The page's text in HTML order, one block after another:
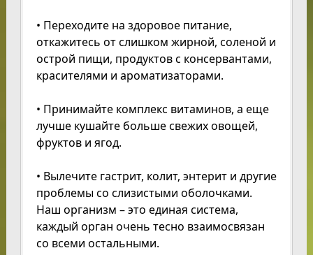
• Переходите на здоровое питание,
откажитесь от слишком жирной, соленой и
острой пищи, продуктов с консервантами,
красителями и ароматизаторами.
• Принимайте комплекс витаминов, а еще
лучше кушайте больше свежих овощей,
фруктов и ягод.
• Вылечите гастрит, колит, энтерит и другие
проблемы со слизистыми оболочками.
Наш организм – это единая система,
каждый орган очень тесно взаимосвязан
со всеми остальными.